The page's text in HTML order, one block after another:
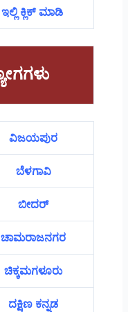
ಇಲ್ಲಿ ಕ್ಲಿಕ್ ಮಾಡಿ
ವಿಜಯಪುರ
ಬೆಳಗಾವಿ
ಬೀದರ್
ಚಾಮರಾಜನಗರ
ಚಿಕ್ಕಮಗಳೂರು
ದಕ್ಷಿಣ ಕನ್ನಡ